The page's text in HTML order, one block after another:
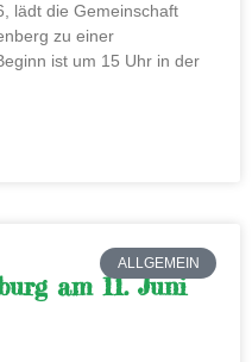
lädt die Gemeinschaft
zu einer
ist um 15 Uhr in der
ALLGEMEIN
am 11. Juni